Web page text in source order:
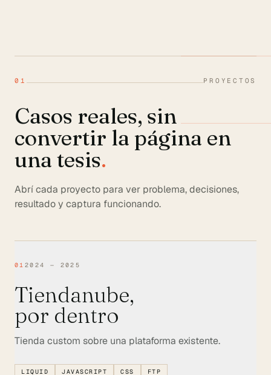
01 PROYECTOS
Casos reales, sin
convertir la página en
una tesis.
Abrí cada proyecto para ver problema, decisiones,
resultado y captura funcionando.
01 2024 — 2025
Tiendanube,
por dentro
Tienda custom sobre una plataforma existente.
LIQUID JAVASCRIPT CSS FTP